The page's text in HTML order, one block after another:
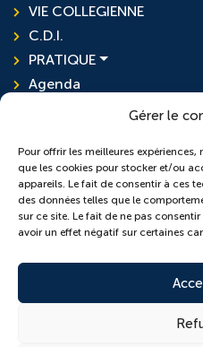
Gérer le
Pour offrir les meilleures
que les cookies pour stocker et/ou
appareils. Le fait de consentir à ces
des données telles que le
sur ce site. Le fait de ne pas
avoir un effet négatif sur certaines
VIE COLLEGIENNE
C.D.I.
PRATIQUE
Agenda
L'ensemble
École Sainte-Anne